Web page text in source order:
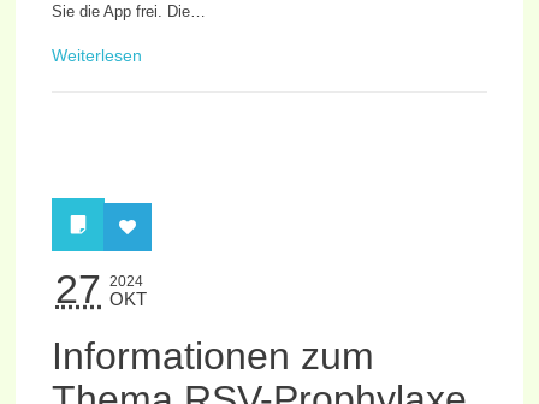
Sie die App frei. Die…
Weiterlesen
27 2024
OKT
Informationen zum